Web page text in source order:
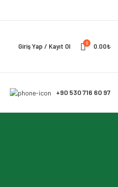
Giriş Yap / Kayıt Ol 0 0.00₺